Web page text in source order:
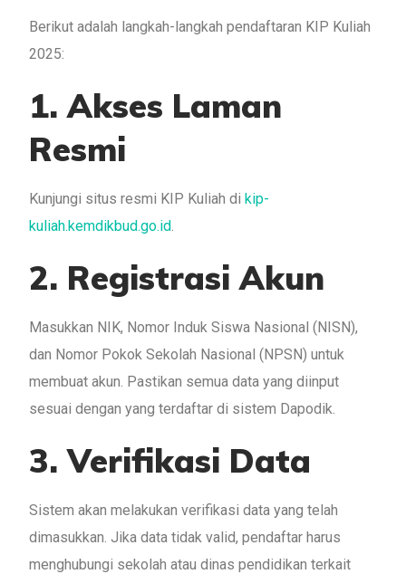
Berikut adalah langkah-langkah pendaftaran KIP Kuliah
2025:
1. Akses Laman
Resmi
Kunjungi situs resmi KIP Kuliah dikip-
kuliah.kemdikbud.go.id.
2. Registrasi Akun
Masukkan NIK, Nomor Induk Siswa Nasional (NISN),
dan Nomor Pokok Sekolah Nasional (NPSN) untuk
membuat akun. Pastikan semua data yang diinput
sesuai dengan yang terdaftar di sistem Dapodik.
3. Verifikasi Data
Sistem akan melakukan verifikasi data yang telah
dimasukkan. Jika data tidak valid, pendaftar harus
menghubungi sekolah atau dinas pendidikan terkait